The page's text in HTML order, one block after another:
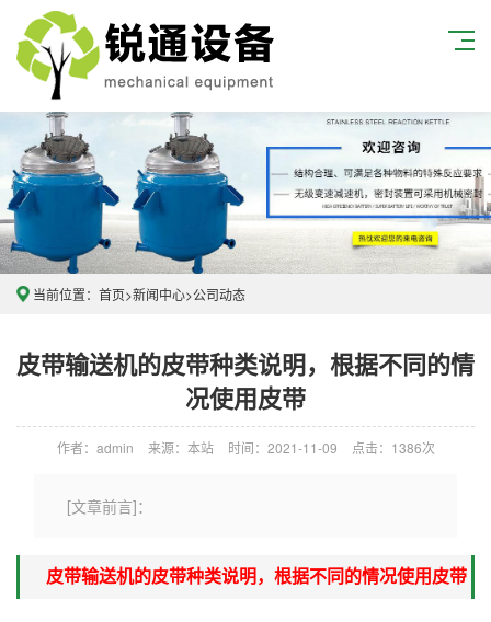
当前位置： 首页>新闻中心>公司动态
皮带输送机的皮带种类说明，根据不同的情
况使用皮带
作者：admin 来源：本站 时间：2021-11-09 点击：1386次
[文章前言]：
皮带输送机的皮带种类说明，根据不同的情况使用皮带